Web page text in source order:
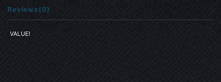
Reviews(0)
VALUE!